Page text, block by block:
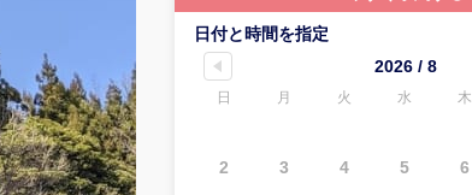
日付と時間を指定
2026 / 8
日 月 火 水 木
2
3 4 5 6